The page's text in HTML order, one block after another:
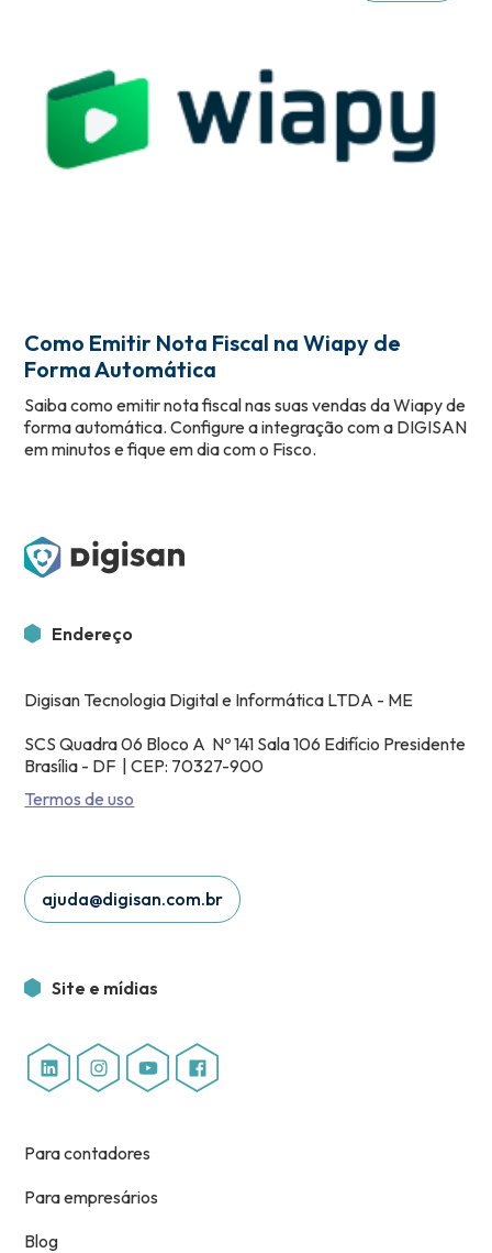
Como Emitir Nota Fiscal na Wiapy de
Forma Automática
Saiba como emitir nota fiscal nas suas vendas da Wiapy de
forma automática. Configure a integração com a DIGISAN
em minutos e fique em dia com o Fisco.
Endereço
Digisan Tecnologia Digital e Informática LTDA - ME
SCS Quadra 06 Bloco A Nº 141 Sala 106 Edifício Presidente
Brasília - DF | CEP: 70327-900
Termos de uso
ajuda@digisan.com.br
Site e mídias
Para contadores
Para empresários
Blog